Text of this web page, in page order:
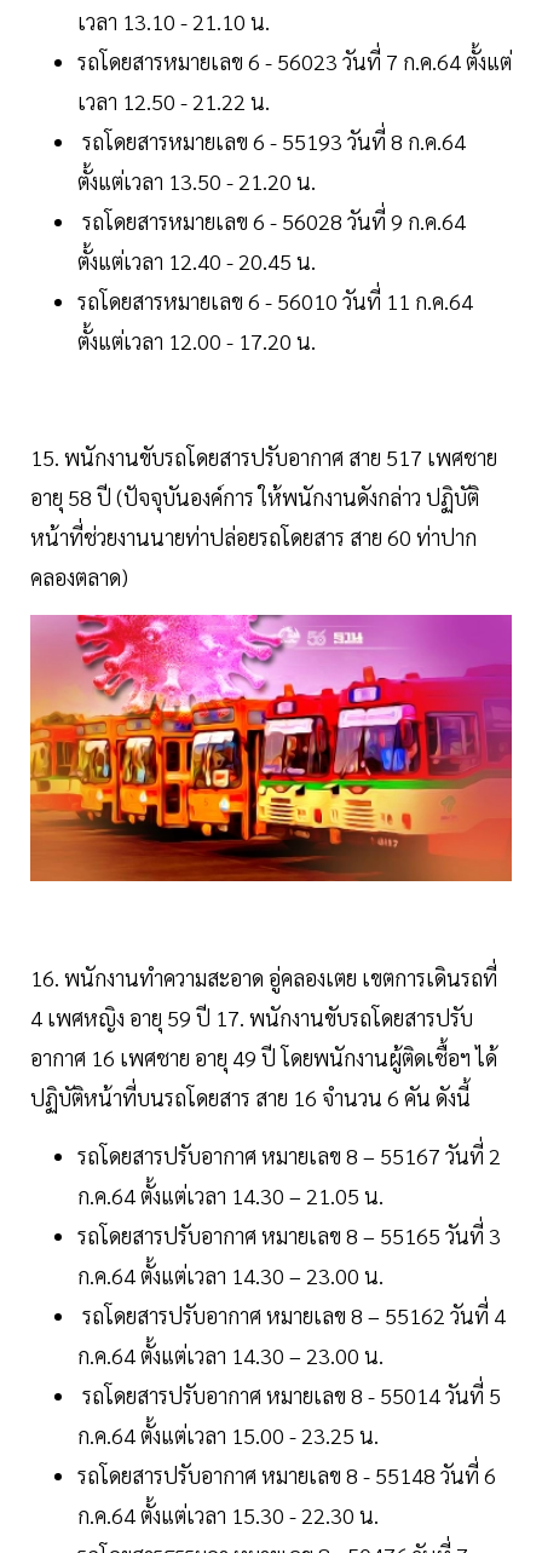
เวลา 13.10 - 21.10 น.
รถโดยสารหมายเลข 6 - 56023 วันที่ 7 ก.ค.64 ตั้งแต่
เวลา 12.50 - 21.22 น.
รถโดยสารหมายเลข 6 - 55193 วันที่ 8 ก.ค.64
ตั้งแต่เวลา 13.50 - 21.20 น.
รถโดยสารหมายเลข 6 - 56028 วันที่ 9 ก.ค.64
ตั้งแต่เวลา 12.40 - 20.45 น.
รถโดยสารหมายเลข 6 - 56010 วันที่ 11 ก.ค.64
ตั้งแต่เวลา 12.00 - 17.20 น.
15. พนักงานขับรถโดยสารปรับอากาศ สาย 517 เพศชาย
อายุ 58 ปี (ปัจจุบันองค์การ ให้พนักงานดังกล่าว ปฏิบัติ
หน้าที่ช่วยงานนายท่าปล่อยรถโดยสาร สาย 60 ท่าปาก
คลองตลาด)
16. พนักงานทำความสะอาด อู่คลองเตย เขตการเดินรถที่
4 เพศหญิง อายุ 59 ปี 17. พนักงานขับรถโดยสารปรับ
อากาศ 16 เพศชาย อายุ 49 ปี โดยพนักงานผู้ติดเชื้อฯ ได้
ปฏิบัติหน้าที่บนรถโดยสาร สาย 16 จำนวน 6 คัน ดังนี้
รถโดยสารปรับอากาศ หมายเลข 8 – 55167 วันที่ 2
ก.ค.64 ตั้งแต่เวลา 14.30 – 21.05 น.
รถโดยสารปรับอากาศ หมายเลข 8 – 55165 วันที่ 3
ก.ค.64 ตั้งแต่เวลา 14.30 – 23.00 น.
รถโดยสารปรับอากาศ หมายเลข 8 – 55162 วันที่ 4
ก.ค.64 ตั้งแต่เวลา 14.30 – 23.00 น.
รถโดยสารปรับอากาศ หมายเลข 8 - 55014 วันที่ 5
ก.ค.64 ตั้งแต่เวลา 15.00 - 23.25 น.
รถโดยสารปรับอากาศ หมายเลข 8 - 55148 วันที่ 6
ก.ค.64 ตั้งแต่เวลา 15.30 - 22.30 น.